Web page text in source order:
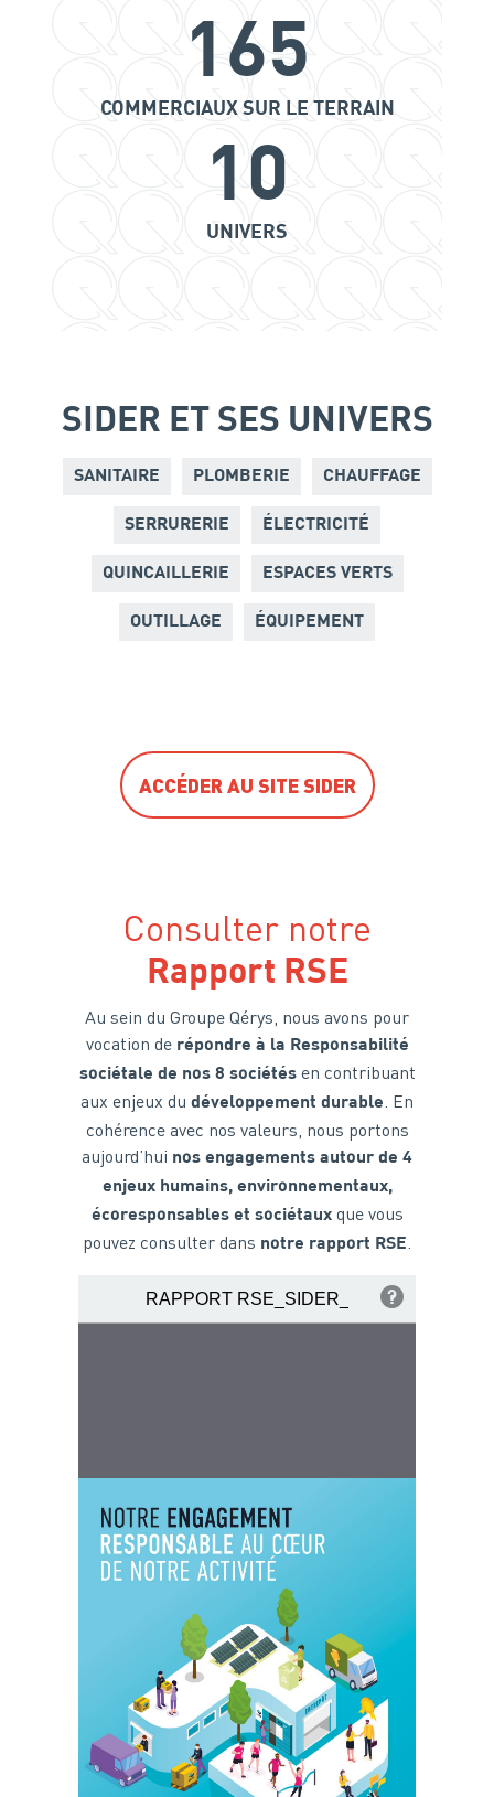
165
COMMERCIAUX SUR LE TERRAIN
10
UNIVERS
SIDER ET SES UNIVERS
SANITAIRE PLOMBERIE CHAUFFAGE
SERRURERIE ÉLECTRICITÉ
QUINCAILLERIE ESPACES VERTS
OUTILLAGE ÉQUIPEMENT
ACCÉDER AU SITE SIDER
Consulter notre
Rapport RSE
Au sein du Groupe Qérys, nous avons pour
vocation de répondre à la Responsabilité
sociétale de nos 8 sociétésen contribuant
aux enjeux du développement durable
. En
cohérence avec nos valeurs, nous portons
aujourd’hui nos engagements autour de 4
enjeux humains, environnementaux,
écoresponsables et sociétauxque vous
pouvez consulter dans notre rapport RSE